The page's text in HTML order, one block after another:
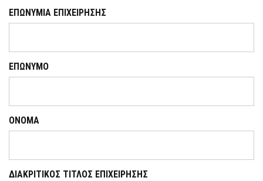
ΕΠΩΝΥΜΙΑ ΕΠΙΧΕΙΡΗΣΗΣ
ΕΠΩΝΥΜΟ
ΟΝΟΜΑ
ΔΙΑΚΡΙΤΙΚΟΣ ΤΙΤΛΟΣ ΕΠΙΧΕΙΡΗΣΗΣ